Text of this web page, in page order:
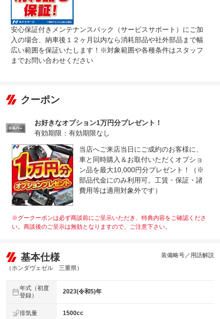
法定整備
について
１．契約後～納車までに法定点検を実施致します。 ２．
支払総額に整備代金を含んでおります。 ３．点検記録簿
が発行されます。
安心保証付きメンテナンスパック（サービスサポート）にご加
入の場合、納車後１２ヶ月以内なら消耗部品や社外部品まで幅
広い範囲を保証いたします！※対象範囲や各種条件はスタッフ
までお問い合わせください
クーポン
お好きなオプション1万円分プレゼント！
有効期限：有効期限なし
当店へご来店当日にご成約のお客様に、
車と同時購入＆お取付いただくオプショ
ン品を最大10,000円分プレゼント！（※
部品代金にのみ利用可。工賃・保証・諸
費用等は適用対象外です）
※グークーポンは必ず商談前にご呈示いただき、特典内容をご確認くださ
い。商談後のご呈示は無効となりますので、ご注意下さい。
基本仕様
（ホンダヴェゼル 三重県）
装備略号／用語解説
年式（初度
登録）
2023(令和5)年
排気量 1500cc